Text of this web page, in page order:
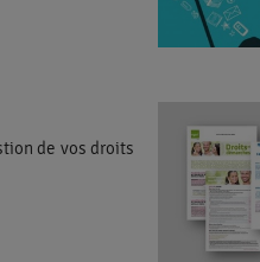
de vos droits